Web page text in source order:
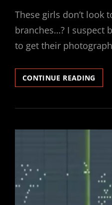
These girls don’t look
branches…? I suspect
to get their
CONTINUE READING
THE